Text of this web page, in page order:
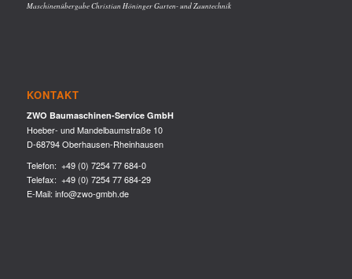
Maschinenübergabe Christian Höninger Garten- und Zauntechnik
KONTAKT
ZWO Baumaschinen-Service GmbH
Hoeber- und Mandelbaumstraße 10
D-68794 Oberhausen-Rheinhausen
Telefon: +49 (0) 7254 77 684-0
Telefax: +49 (0) 7254 77 684-29
E-Mail: info@zwo-gmbh.de